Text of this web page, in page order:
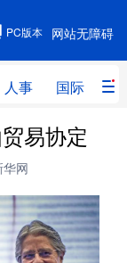
网站无障碍
PC版本
人事 国际 财
人事
教育
体育
易协定
网